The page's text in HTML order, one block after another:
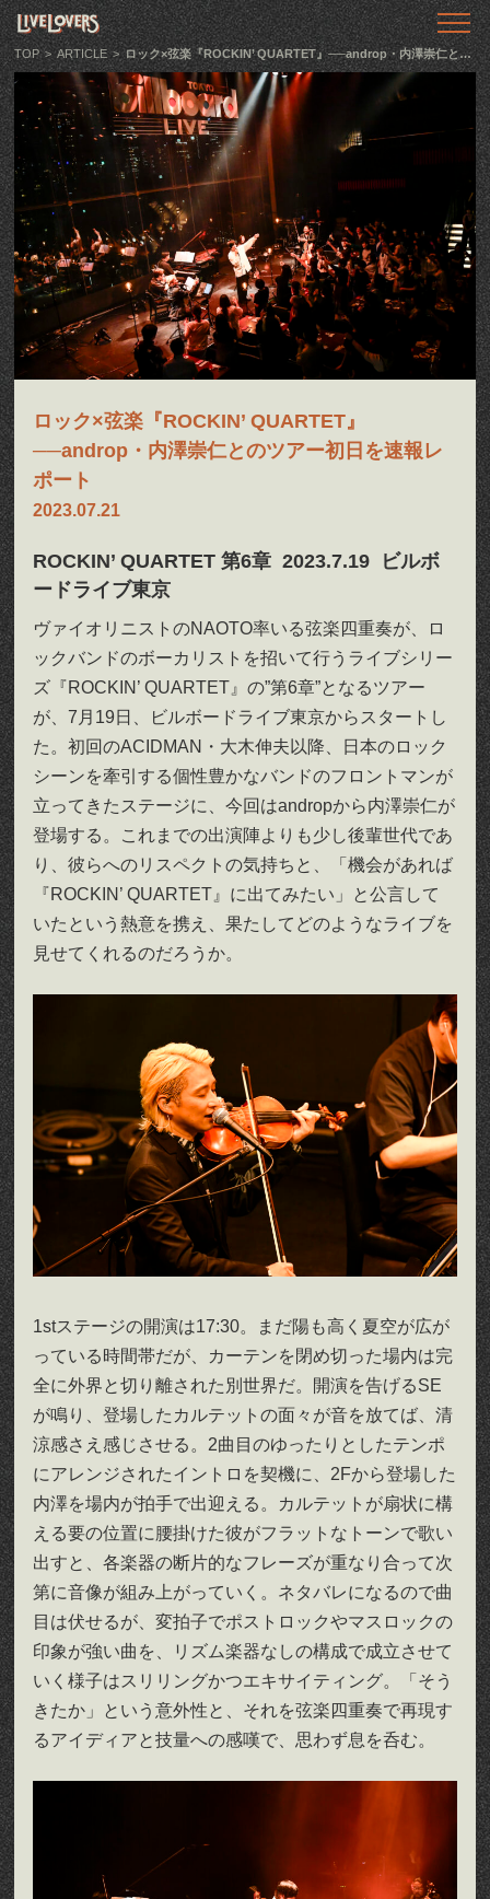
TOP
トップ
ABOUT
LIVE LOVERSとは
SHOWS
ライブ情報
LLTV
動画番組
PODCAST
音声番組
ARTICLE
記事
TOP > ARTICLE > ロック×弦楽『ROCKIN’ QUARTET』──androp・内澤崇仁とのツアー初日を速報レポート
ロック×弦楽『ROCKIN’ QUARTET』
──androp・内澤崇仁とのツアー初日を速報レ
ポート
2023.07.21
ROCKIN’ QUARTET 第6章 2023.7.19 ビルボ
ードライブ東京
ヴァイオリニストのNAOTO率いる弦楽四重奏が、ロ
ックバンドのボーカリストを招いて行うライブシリー
ズ『ROCKIN’ QUARTET』の”第6章”となるツアー
が、7月19日、ビルボードライブ東京からスタートし
た。初回のACIDMAN・大木伸夫以降、日本のロック
シーンを牽引する個性豊かなバンドのフロントマンが
立ってきたステージに、今回はandropから内澤崇仁が
登場する。これまでの出演陣よりも少し後輩世代であ
り、彼らへのリスペクトの気持ちと、「機会があれば
『ROCKIN’ QUARTET』に出てみたい」と公言して
いたという熱意を携え、果たしてどのようなライブを
見せてくれるのだろうか。
1stステージの開演は17:30。まだ陽も高く夏空が広が
っている時間帯だが、カーテンを閉め切った場内は完
全に外界と切り離された別世界だ。開演を告げるSE
が鳴り、登場したカルテットの面々が音を放てば、清
涼感さえ感じさせる。2曲目のゆったりとしたテンポ
にアレンジされたイントロを契機に、2Fから登場した
内澤を場内が拍手で出迎える。カルテットが扇状に構
える要の位置に腰掛けた彼がフラットなトーンで歌い
出すと、各楽器の断片的なフレーズが重なり合って次
第に音像が組み上がっていく。ネタバレになるので曲
目は伏せるが、変拍子でポストロックやマスロックの
印象が強い曲を、リズム楽器なしの構成で成立させて
いく様子はスリリングかつエキサイティング。「そう
きたか」という意外性と、それを弦楽四重奏で再現す
るアイディアと技量への感嘆で、思わず息を呑む。